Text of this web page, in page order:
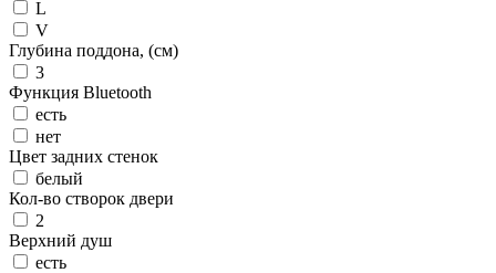
L
V
Глубина поддона, (см)
3
Функция Bluetooth
есть
нет
Цвет задних стенок
белый
Кол-во створок двери
2
Верхний душ
есть